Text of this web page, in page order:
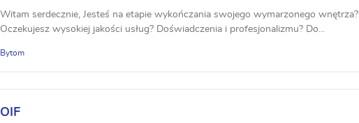
Witam serdecznie, Jesteś na etapie wykończania swojego wymarzonego wnętrza?
Oczekujesz wysokiej jakości usług? Doświadczenia i profesjonalizmu? Do...
Bytom
OIF